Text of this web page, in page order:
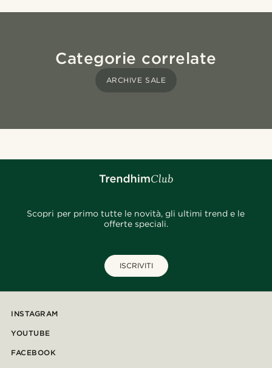
Categorie correlate
ARCHIVE SALE
Scopri per primo tutte le novità, gli ultimi trend e le
offerte speciali.
ISCRIVITI
INSTAGRAM
YOUTUBE
FACEBOOK